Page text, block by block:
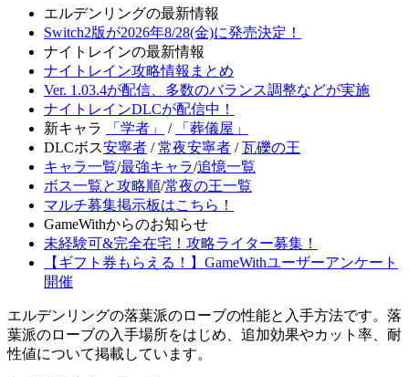
エルデンリングの最新情報
Switch2版が2026年8/28(金)に発売決定！
ナイトレインの最新情報
ナイトレイン攻略情報まとめ
Ver. 1.03.4が配信、多数のバランス調整などが実施
ナイトレインDLCが配信中！
新キャラ
「学者」 /
「葬儀屋」
DLCボス安寧者 /常夜安寧者 /瓦礫の王
キャラ一覧/最強キャラ/追憶一覧
ボス一覧と攻略順/常夜の王一覧
マルチ募集掲示板はこちら！
GameWithからのお知らせ
未経験可&完全在宅！攻略ライター募集！
【ギフト券もらえる！】GameWithユーザーアンケート
開催
エルデンリングの落葉派のローブの性能と入手方法です。落
葉派のローブの入手場所をはじめ、追加効果やカット率、耐
性値について掲載しています。